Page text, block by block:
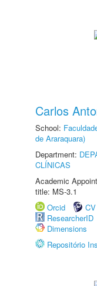
Carlos
School:
de Araraquara)
Department:
CLÍNICAS
Academic
title: MS-3.1
Orcid
ResearcherID
Dimensions
Repositório